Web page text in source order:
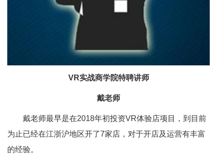
VR实战商学院特聘讲师
戴老师
戴老师最早是在2018年初投资VR体验店项目，到目前
为止已经在江浙沪地区开了7家店，对于开店及运营有丰富
的经验。